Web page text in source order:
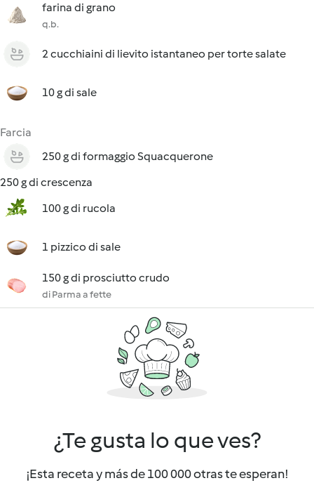
farina di grano
q.b.
2 cucchiaini di lievito istantaneo per torte salate
10 g di sale
Farcia
250 g di formaggio Squacquerone
250 g di crescenza
100 g di rucola
1 pizzico di sale
150 g di prosciutto crudo
di Parma a fette
¿Te gusta lo que ves?
¡Esta receta y más de 100 000 otras te esperan!